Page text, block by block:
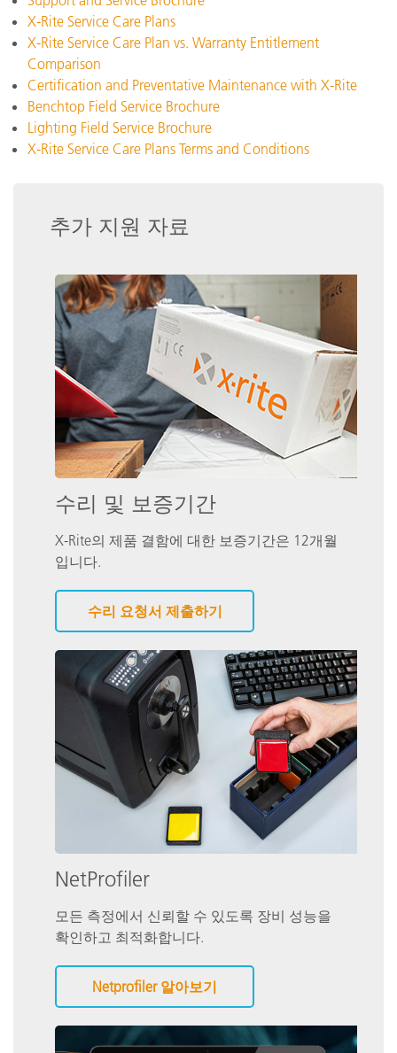
X-Rite Service Care Plans
X-Rite Service Care Plan vs. Warranty Entitlement
Comparison
Certification and Preventative Maintenance with X-Rite
Benchtop Field Service Brochure
Lighting Field Service Brochure
X-Rite Service Care Plans Terms and Conditions
추가 지원 자료
수리 및 보증기간
X-Rite의 제품 결함에 대한 보증기간은 12개월
입니다.
수리 요청서 제출하기
NetProfiler
모든 측정에서 신뢰할 수 있도록 장비 성능을
확인하고 최적화합니다.
Netprofiler 알아보기